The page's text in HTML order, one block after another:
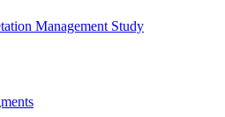
Management Study